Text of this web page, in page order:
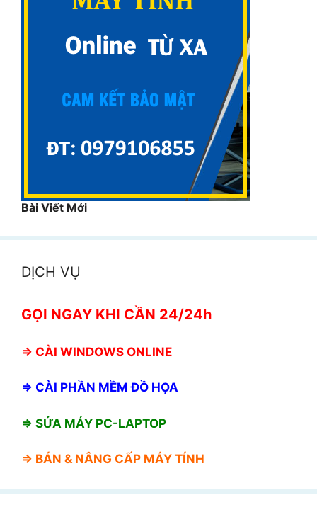
Bài Viết Mới
DỊCH VỤ
GỌI NGAY KHI CẦN 24/24h
⇒ CÀI WINDOWS ONLINE
⇒ CÀI PHẦN MỀM ĐỒ HỌA
⇒ SỬA MÁY PC-LAPTOP
⇒ BÁN & NÂNG CẤP MÁY TÍNH